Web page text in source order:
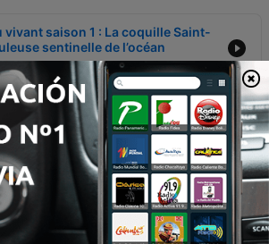
vivant saison 1 : La coquille Saint-
sentinelle de l’océan
dans le silence des
d'Arctique
Cap